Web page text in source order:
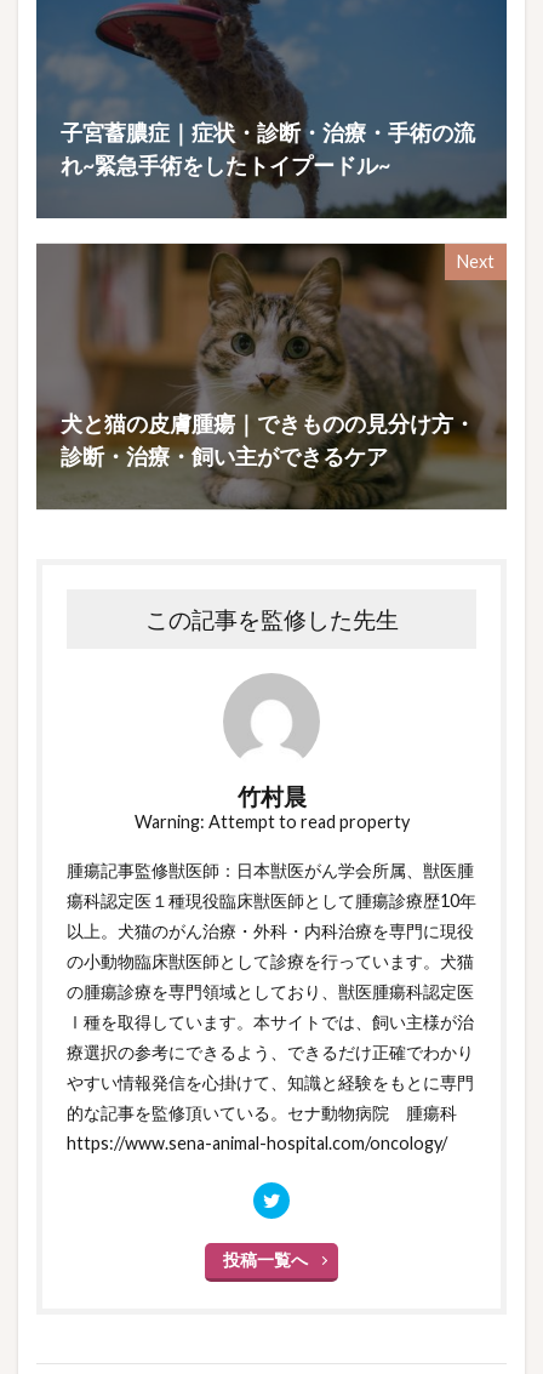
子宮蓄膿症｜症状・診断・治療・手術の流
れ~緊急手術をしたトイプードル~
Next
犬と猫の皮膚腫瘍｜できものの見分け方・
診断・治療・飼い主ができるケア
この記事を監修した先生
竹村晨
Warning: Attempt to read property
腫瘍記事監修獣医師：日本獣医がん学会所属、獣医腫
瘍科認定医１種現役臨床獣医師として腫瘍診療歴10年
以上。犬猫のがん治療・外科・内科治療を専門に現役
の小動物臨床獣医師として診療を行っています。犬猫
の腫瘍診療を専門領域としており、獣医腫瘍科認定医
Ⅰ種を取得しています。本サイトでは、飼い主様が治
療選択の参考にできるよう、できるだけ正確でわかり
やすい情報発信を心掛けて、知識と経験をもとに専門
的な記事を監修頂いている。セナ動物病院 腫瘍科
https://www.sena-animal-hospital.com/oncology/
投稿一覧へ